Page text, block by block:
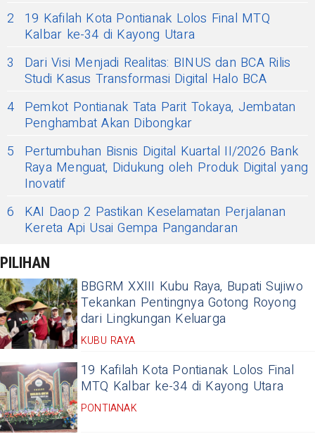
2
19 Kafilah Kota Pontianak Lolos Final MTQ
Kalbar ke-34 di Kayong Utara
3
Dari Visi Menjadi Realitas: BINUS dan BCA Rilis
Studi Kasus Transformasi Digital Halo BCA
4 Pemkot Pontianak Tata Parit Tokaya, Jembatan
Penghambat Akan Dibongkar
5
Pertumbuhan Bisnis Digital Kuartal II/2026 Bank
Raya Menguat, Didukung oleh Produk Digital yang
Inovatif
6
KAI Daop 2 Pastikan Keselamatan Perjalanan
Kereta Api Usai Gempa Pangandaran
PILIHAN
BBGRM XXIII Kubu Raya, Bupati Sujiwo
Tekankan Pentingnya Gotong Royong
dari Lingkungan Keluarga
KUBU RAYA
19 Kafilah Kota Pontianak Lolos Final
MTQ Kalbar ke-34 di Kayong Utara
PONTIANAK